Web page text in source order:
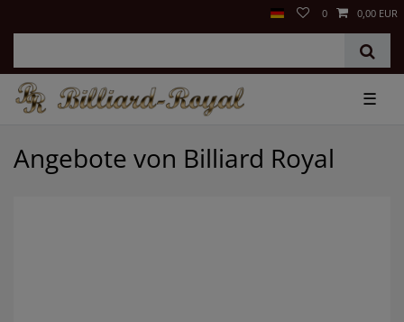
0 0,00 EUR
☰
Angebote von Billiard Royal